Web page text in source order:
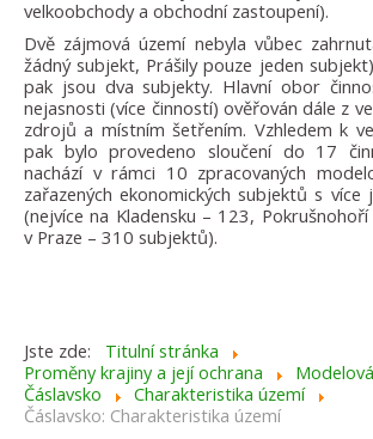
velkoobchody a obchodní zastoupení).
Dvě zájmová území nebyla vůbec
žádný subjekt, Prášily pouze jeden
pak jsou dva subjekty. Hlavní obor
nejasnosti (více činností) ověřován dále z
zdrojů a místním šetřením. Vzhledem k
pak bylo provedeno sloučení do 17
nachází v rámci 10 zpracovaných
zařazených ekonomických subjektů s více
(nejvíce na Kladensku – 123,
v Praze – 310 subjektů).
Jste zde:
Titulní stránka
Proměny krajiny a její ochrana
Čáslavsko
Charakteristika území
Čáslavsko: Charakteristika území